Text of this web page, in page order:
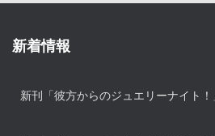
新着情報
新刊「彼方からのジュエリーナイト！